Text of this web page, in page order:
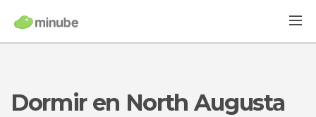
Dormir en North Augusta